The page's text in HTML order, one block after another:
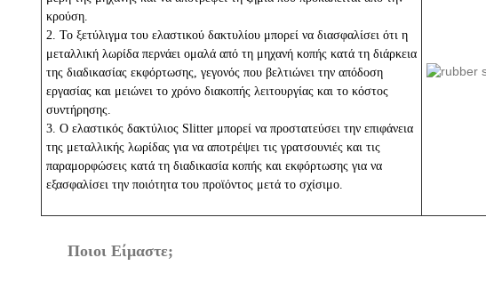
κρούση.
2. Το ξετύλιγμα του ελαστικού δακτυλίου μπορεί να διασφαλίσει ότι η
μεταλλική λωρίδα περνάει ομαλά από τη μηχανή κοπής κατά τη διάρκεια
της διαδικασίας εκφόρτωσης, γεγονός που βελτιώνει την απόδοση
εργασίας και μειώνει το χρόνο διακοπής λειτουργίας και το κόστος
συντήρησης.
3. Ο ελαστικός δακτύλιος Slitter μπορεί να προστατεύσει την επιφάνεια
της μεταλλικής λωρίδας για να αποτρέψει τις γρατσουνιές και τις
παραμορφώσεις κατά τη διαδικασία κοπής και εκφόρτωσης για να
εξασφαλίσει την ποιότητα του προϊόντος μετά το σχίσιμο.
Ποιοι Είμαστε;